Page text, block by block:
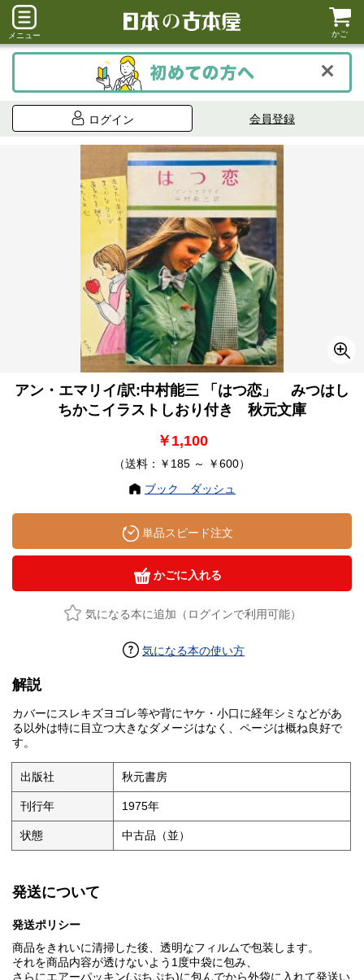
メニュー かご
ログイン 会員登録
アン・エマリイ/訳:中村能三 「はつ恋」 みつはし
ちかこイラストしおり付き 秋元文庫
￥1,100
（送料：￥185 ～ ￥600）
ブック ダッシュ
単品スピード注文
かごに入れる
気になる本に追加（ログインで利用可能）
気になる本の使い方
解説
カバーにスレキズヨゴレ等や背にヤケ・小口に経年シミなどがあ
る以外は特に目立つ大きなダメージはなく、ページは概ね良好で
す。
出版社 秋元書房
刊行年 1975年
状態 中古品（並）
発送について
発送ポリシー
商品をきれいに清掃した後、透明なフィルムで包装します。
それを商品内容が透けないよう1度中袋に包み、
さらにエアーパッキン(ぷちぷち)に包んでから外袋に入れて発送い